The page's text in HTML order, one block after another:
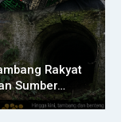
Rakyat
Sumber…